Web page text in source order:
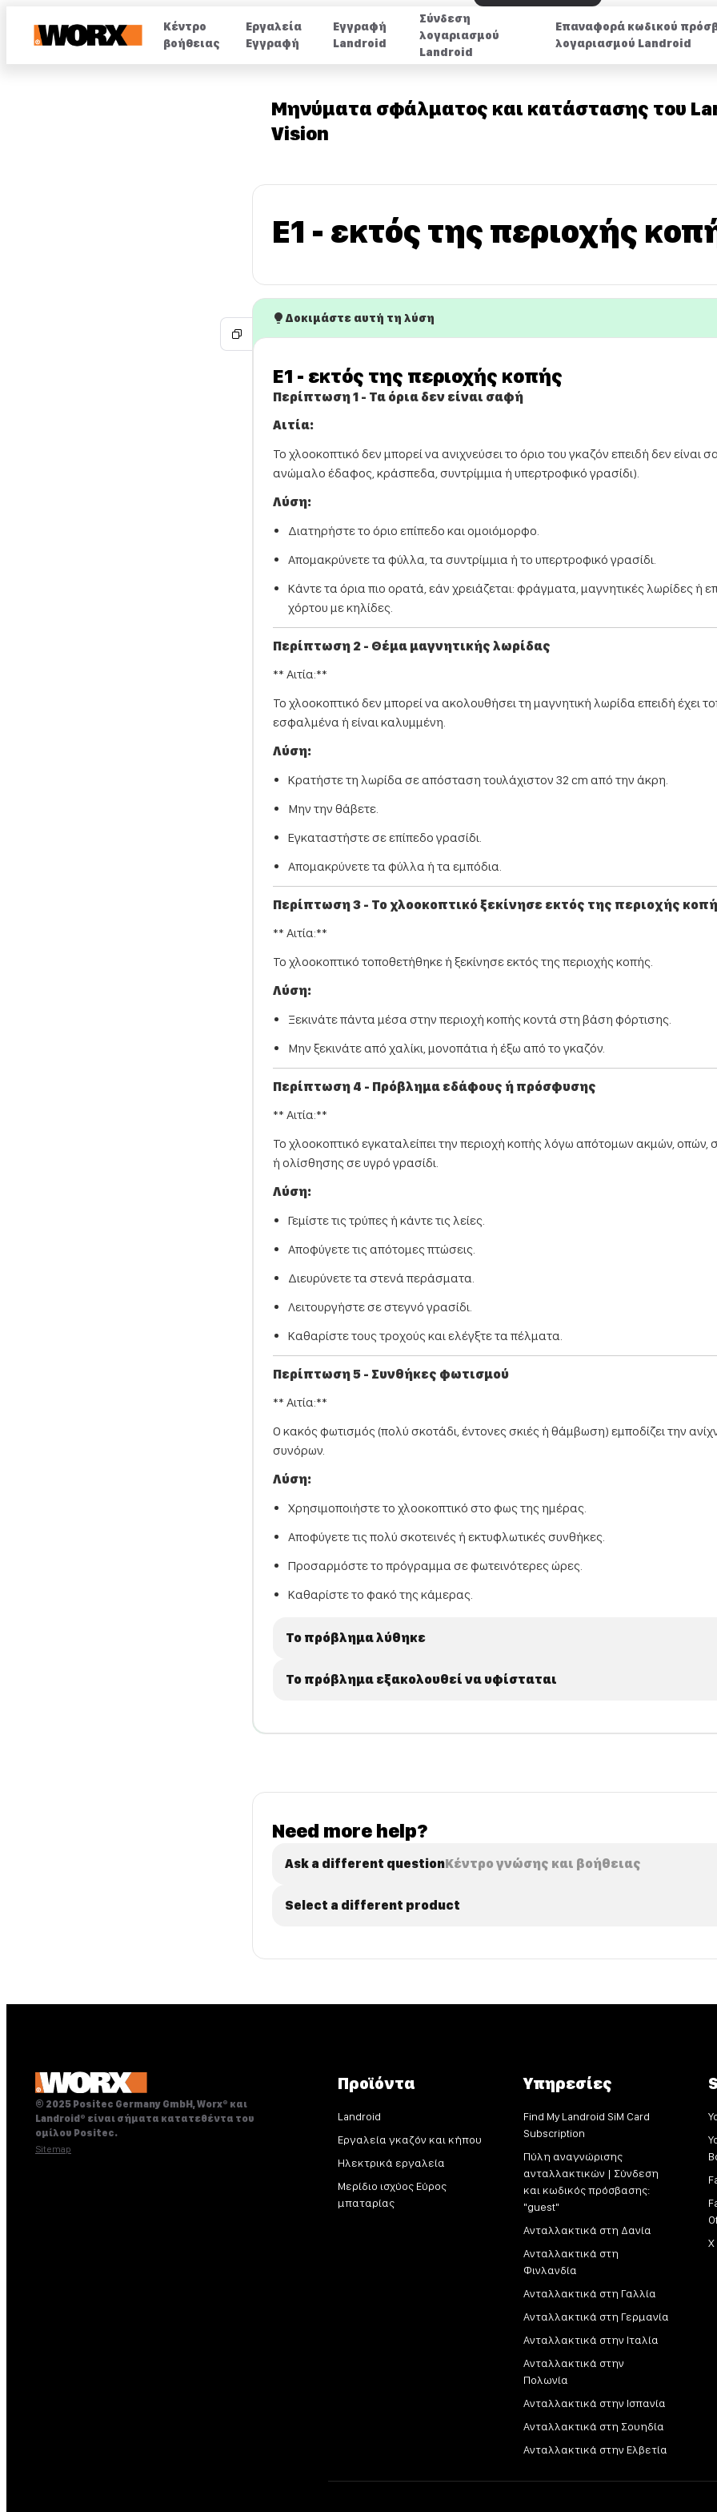
Κέντρο
βοήθειας
Εργαλεία
Εγγραφή
Εγγραφή
Landroid
Σύνδεση
λογαριασμού
Landroid
Επαναφορά κωδικού
λογαριασμού Landroid
Μηνύματα σφάλματος και κατάστασης του
Vision
E1 - εκτός της περιοχής
Δοκιμάστε αυτή τη λύση
E1 - εκτός της περιοχής κοπής
Περίπτωση 1 - Τα όρια δεν είναι σαφή
Αιτία:
Το χλοοκοπτικό δεν μπορεί να ανιχνεύσει το όριο του γκαζόν επειδή δεν είναι
ανώμαλο έδαφος, κράσπεδα, συντρίμμια ή υπερτροφικό γρασίδι).
Λύση:
Διατηρήστε το όριο επίπεδο και ομοιόμορφο.
Απομακρύνετε τα φύλλα, τα συντρίμμια ή το υπερτροφικό γρασίδι.
Κάντε τα όρια πιο ορατά, εάν χρειάζεται: φράγματα, μαγνητικές λωρίδες ή
χόρτου με κηλίδες.
Περίπτωση 2 - Θέμα μαγνητικής λωρίδας
** Αιτία:**
Το χλοοκοπτικό δεν μπορεί να ακολουθήσει τη μαγνητική λωρίδα επειδή έχει
εσφαλμένα ή είναι καλυμμένη.
Λύση:
Κρατήστε τη λωρίδα σε απόσταση τουλάχιστον 32 cm από την άκρη.
Μην την θάβετε.
Εγκαταστήστε σε επίπεδο γρασίδι.
Απομακρύνετε τα φύλλα ή τα εμπόδια.
Περίπτωση 3 - Το χλοοκοπτικό ξεκίνησε εκτός της περιοχής
** Αιτία:**
Το χλοοκοπτικό τοποθετήθηκε ή ξεκίνησε εκτός της περιοχής κοπής.
Λύση:
Ξεκινάτε πάντα μέσα στην περιοχή κοπής κοντά στη βάση φόρτισης.
Μην ξεκινάτε από χαλίκι, μονοπάτια ή έξω από το γκαζόν.
Περίπτωση 4 - Πρόβλημα εδάφους ή πρόσφυσης
** Αιτία:**
Το χλοοκοπτικό εγκαταλείπει την περιοχή κοπής λόγω απότομων ακμών, οπών,
ή ολίσθησης σε υγρό γρασίδι.
Λύση:
Γεμίστε τις τρύπες ή κάντε τις λείες.
Αποφύγετε τις απότομες πτώσεις.
Διευρύνετε τα στενά περάσματα.
Λειτουργήστε σε στεγνό γρασίδι.
Καθαρίστε τους τροχούς και ελέγξτε τα πέλματα.
Περίπτωση 5 - Συνθήκες φωτισμού
** Αιτία:**
Ο κακός φωτισμός (πολύ σκοτάδι, έντονες σκιές ή θάμβωση) εμποδίζει την
συνόρων.
Λύση:
Χρησιμοποιήστε το χλοοκοπτικό στο φως της ημέρας.
Αποφύγετε τις πολύ σκοτεινές ή εκτυφλωτικές συνθήκες.
Προσαρμόστε το πρόγραμμα σε φωτεινότερες ώρες.
Καθαρίστε το φακό της κάμερας.
Το πρόβλημα λύθηκε
Το πρόβλημα εξακολουθεί να υφίσταται
Need more help?
Ask a different questionΚέντρο γνώσης και βοήθειας
Select a different product
© 2025 Positec Germany GmbH, Worx® και
Landroid® είναι σήματα κατατεθέντα του
ομίλου Positec.
Sitemap
Προϊόντα
Landroid
Εργαλεία γκαζόν και κήπου
Ηλεκτρικά εργαλεία
Μερίδιο ισχύος Εύρος
μπαταρίας
Υπηρεσίες
Find My Landroid SiM Card
Subscription
Πύλη αναγνώρισης
ανταλλακτικών | Σύνδεση
και κωδικός πρόσβασης:
"guest"
Ανταλλακτικά στη Δανία
Ανταλλακτικά στη
Φινλανδία
Ανταλλακτικά στη Γαλλία
Ανταλλακτικά στη Γερμανία
Ανταλλακτικά στην Ιταλία
Ανταλλακτικά στην
Πολωνία
Ανταλλακτικά στην Ισπανία
Ανταλλακτικά στη Σουηδία
Ανταλλακτικά στην Ελβετία